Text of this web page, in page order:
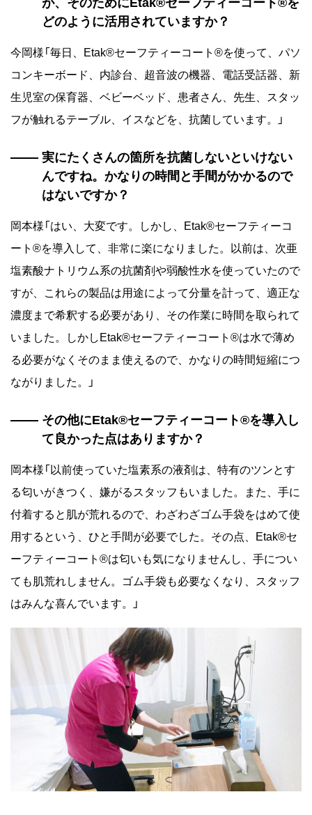
どのように活用されていますか？
今岡様「毎日、Etak®セーフティーコート®を使って、パソ
コンキーボード、内診台、超音波の機器、電話受話器、新
生児室の保育器、ベビーベッド、患者さん、先生、スタッ
フが触れるテーブル、イスなどを、抗菌しています。」
実にたくさんの箇所を抗菌しないといけない
んですね。かなりの時間と手間がかかるので
はないですか？
岡本様「はい、大変です。しかし、Etak®セーフティーコ
ート®を導入して、非常に楽になりました。以前は、次亜
塩素酸ナトリウム系の抗菌剤や弱酸性水を使っていたので
すが、これらの製品は用途によって分量を計って、適正な
濃度まで希釈する必要があり、その作業に時間を取られて
いました。しかしEtak®セーフティーコート®は水で薄め
る必要がなくそのまま使えるので、かなりの時間短縮につ
ながりました。」
その他にEtak®セーフティーコート®を導入し
て良かった点はありますか？
岡本様「以前使っていた塩素系の液剤は、特有のツンとす
る匂いがきつく、嫌がるスタッフもいました。また、手に
付着すると肌が荒れるので、わざわざゴム手袋をはめて使
用するという、ひと手間が必要でした。その点、Etak®セ
ーフティーコート®は匂いも気になりませんし、手につい
ても肌荒れしません。ゴム手袋も必要なくなり、スタッフ
はみんな喜んでいます。」